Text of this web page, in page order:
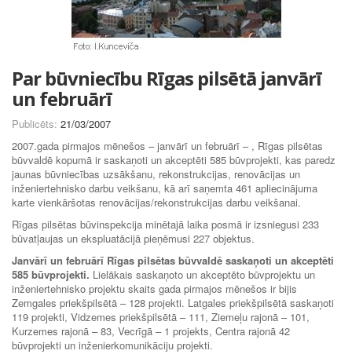
Par būvniecību Rīgas pilsētā janvārī
un februārī
Publicēts: 21/03/2007
2007.gada pirmajos mēnešos – janvārī un februārī – , Rīgas pilsētas
būvvaldē kopumā ir saskaņoti un akceptēti 585 būvprojekti, kas paredz
jaunas būvniecības uzsākšanu, rekonstrukcijas, renovācijas un
inženiertehnisko darbu veikšanu, kā arī saņemta 461 apliecinājuma
karte vienkāršotas renovācijas/rekonstrukcijas darbu veikšanai.
Rīgas pilsētas būvinspekcija minētajā laika posmā ir izsniegusi 233
būvatļaujas un ekspluatācijā pieņēmusi 227 objektus.
Janvārī un februārī Rīgas pilsētas būvvaldē saskaņoti un akceptēti
585 būvprojekti. Lielākais saskaņoto un akceptēto būvprojektu un
inženiertehnisko projektu skaits gada pirmajos mēnešos ir bijis
Zemgales priekšpilsētā – 128 projekti. Latgales priekšpilsētā saskaņoti
119 projekti, Vidzemes priekšpilsētā – 111, Ziemeļu rajonā – 101,
Kurzemes rajonā – 83, Vecrīgā – 1 projekts, Centra rajonā 42
būvprojekti un inženierkomunikāciju projekti.